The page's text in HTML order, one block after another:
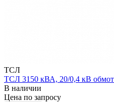
ТСЛ
ТСЛ 3150 кВА, 20/0,4 кВ
В наличии
Цена по запросу